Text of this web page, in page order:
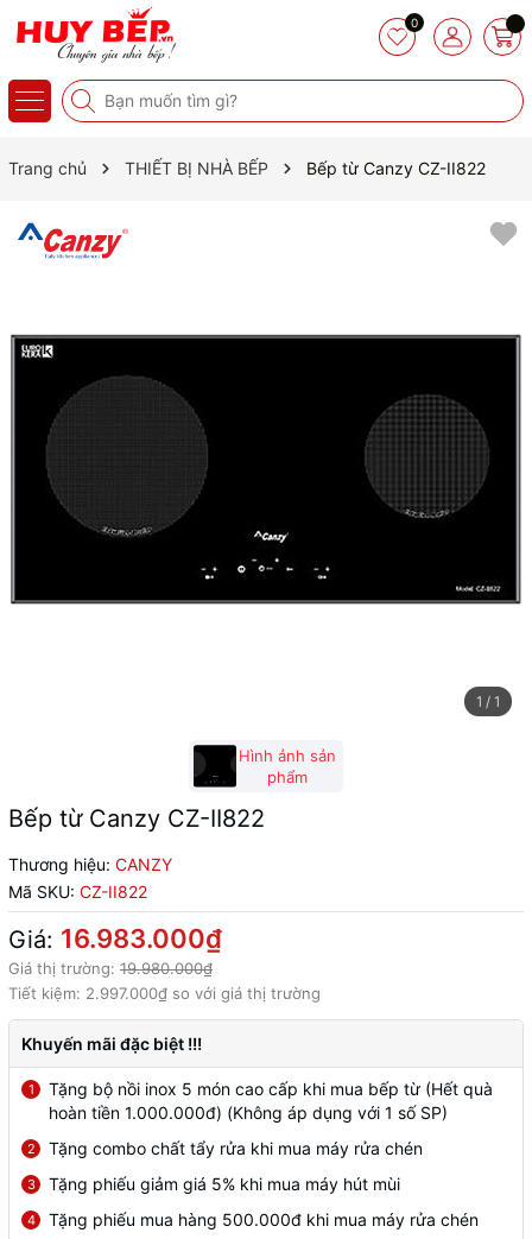
0
Trang chủ THIẾT BỊ NHÀ BẾP Bếp từ Canzy CZ-II822
1 / 1
Hình ảnh sản
phẩm
Bếp từ Canzy CZ-II822
Thương hiệu: CANZY
Mã SKU: CZ-II822
Giá: 16.983.000₫
Giá thị trường: 19.980.000₫
Tiết kiệm: 2.997.000₫ so với giá thị trường
Khuyến mãi đặc biệt !!!
1
Tặng bộ nồi inox 5 món cao cấp khi mua bếp từ (Hết quà
hoàn tiền 1.000.000đ) (Không áp dụng với 1 số SP)
2 Tặng combo chất tẩy rửa khi mua máy rửa chén
3 Tặng phiếu giảm giá 5% khi mua máy hút mùi
4 Tặng phiếu mua hàng 500.000đ khi mua máy rửa chén